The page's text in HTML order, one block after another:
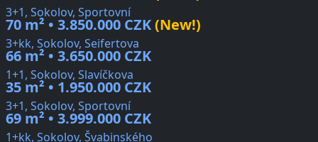
3+1, Sokolov, Sportovní
70 m² • 3.850.000 CZK(New!)
3+kk, Sokolov, Seifertova
66 m² • 3.650.000 CZK
1+1, Sokolov, Slavíčkova
35 m² • 1.950.000 CZK
3+1, Sokolov, Sportovní
69 m² • 3.999.000 CZK
1+kk, Sokolov, Švabinského